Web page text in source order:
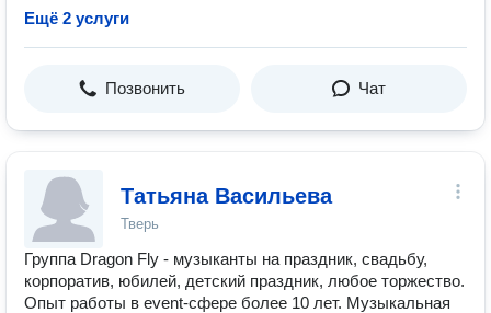
Ещё 2 услуги
Позвонить Чат
Татьяна Васильева
Тверь
Группа Dragon Fly - музыканты на праздник, свадьбу,
корпоратив, юбилей, детский праздник, любое торжество.
Опыт работы в event-сфере более 10 лет. Музыкальная